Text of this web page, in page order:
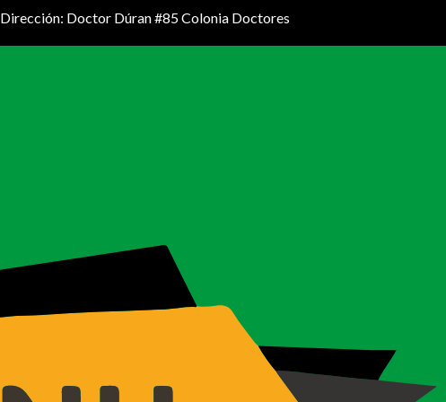
Dirección: Doctor Dúran #85 Colonia Doctores